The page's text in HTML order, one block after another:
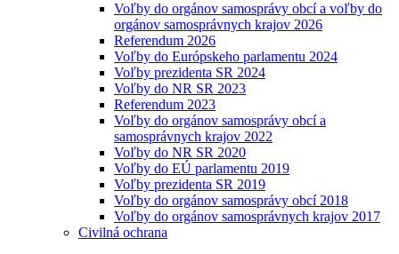
Voľby do orgánov samosprávy obcí a voľby do
orgánov samosprávnych krajov 2026
Referendum 2026
Voľby do Európskeho parlamentu 2024
Voľby prezidenta SR 2024
Voľby do NR SR 2023
Referendum 2023
Voľby do orgánov samosprávy obcí a
samosprávnych krajov 2022
Voľby do NR SR 2020
Voľby do EÚ parlamentu 2019
Voľby prezidenta SR 2019
Voľby do orgánov samosprávy obcí 2018
Voľby do orgánov samosprávnych krajov 2017
Civilná ochrana